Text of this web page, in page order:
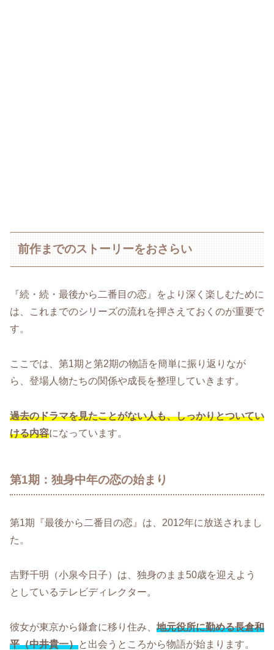
前作までのストーリーをおさらい
『続・続・最後から二番目の恋』をより深く楽しむために
は、これまでのシリーズの流れを押さえておくのが重要で
す。
ここでは、第1期と第2期の物語を簡単に振り返りなが
ら、登場人物たちの関係や成長を整理していきます。
過去のドラマを見たことがない人も、しっかりとついてい
ける内容になっています。
第1期：独身中年の恋の始まり
第1期『最後から二番目の恋』は、2012年に放送されまし
た。
吉野千明（小泉今日子）は、独身のまま50歳を迎えよう
としているテレビディレクター。
彼女が東京から鎌倉に移り住み、 地元役所に勤める長倉和
平（中井貴一）と出会うところから物語が始まります。